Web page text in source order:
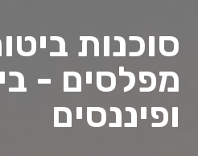
סוכנות
מפלסים -
ופיננסים